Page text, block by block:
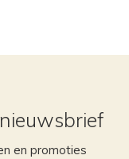
en promoties